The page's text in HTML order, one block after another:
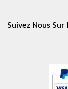
Suivez Nous Sur